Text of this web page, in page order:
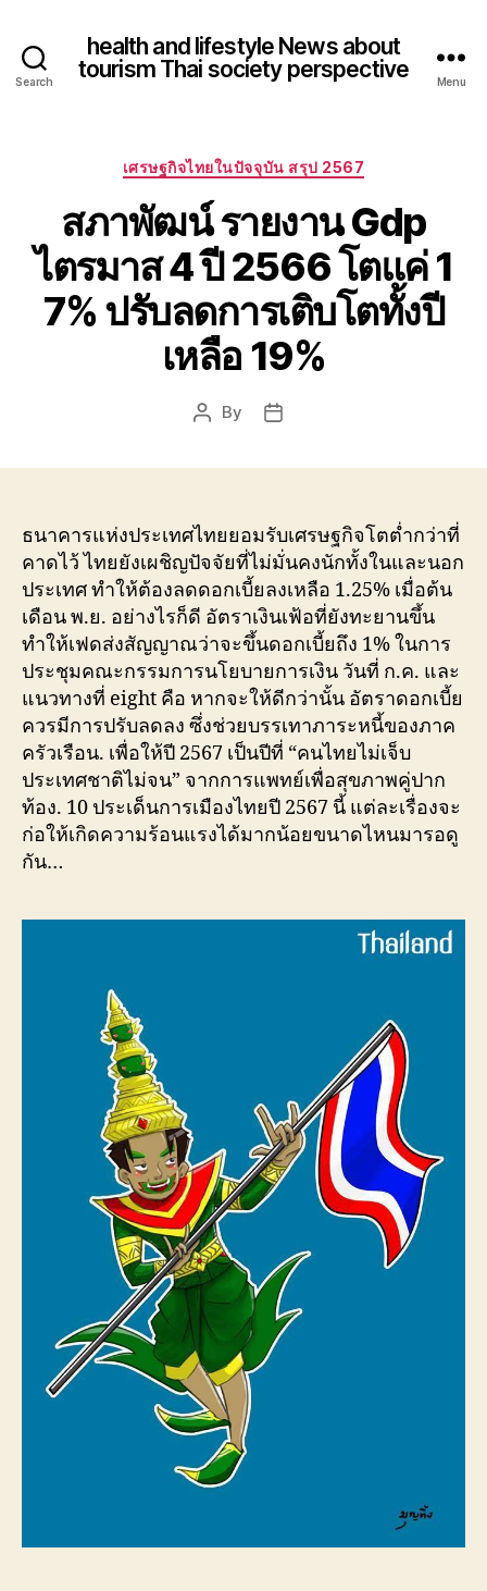
Search
health and lifestyle News about
tourism Thai society perspective
Menu
Categories
เศรษฐกิจไทยในปัจจุบัน สรุป 2567
สภาพัฒน์ รายงาน Gdp
ไตรมาส 4 ปี 2566 โตแค่ 1
7% ปรับลดการเติบโตทั้งปี
เหลือ 19%
Post
By
Post
ธนาคารแห่งประเทศไทยยอมรับเศรษฐกิจโตต่ำกว่าที่
คาดไว้ ไทยยังเผชิญปัจจัยที่ไม่มั่นคงนักทั้งในและนอก
ประเทศ ทำให้ต้องลดดอกเบี้ยลงเหลือ 1.25% เมื่อต้น
เดือน พ.ย. อย่างไรก็ดี อัตราเงินเฟ้อที่ยังทะยานขึ้น
ทำให้เฟดส่งสัญญาณว่าจะขึ้นดอกเบี้ยถึง 1% ในการ
ประชุมคณะกรรมการนโยบายการเงิน วันที่ ก.ค. และ
แนวทางที่ eight คือ หากจะให้ดีกว่านั้น อัตราดอกเบี้ย
ควรมีการปรับลดลง ซึ่งช่วยบรรเทาภาระหนี้ของภาค
ครัวเรือน. เพื่อให้ปี 2567 เป็นปีที่ “คนไทยไม่เจ็บ
ประเทศชาติไม่จน” จากการแพทย์เพื่อสุขภาพคู่ปาก
ท้อง. 10 ประเด็นการเมืองไทยปี 2567 นี้ แต่ละเรื่องจะ
ก่อให้เกิดความร้อนแรงได้มากน้อยขนาดไหนมารอดู
กัน…